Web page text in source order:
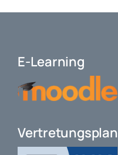
E-Learning
Vertretungsplan